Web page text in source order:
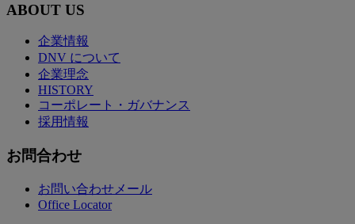
ABOUT US
企業情報
DNV について
企業理念
HISTORY
コーポレート・ガバナンス
採用情報
お問合わせ
お問い合わせメール
Office Locator